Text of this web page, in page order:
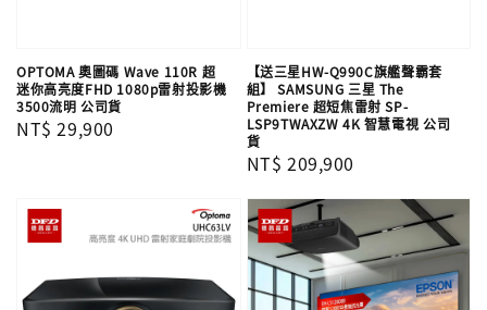
OPTOMA 奧圖碼 Wave 110R 超
迷你高亮度FHD 1080p雷射投影機
3500流明 公司貨
Regular
NT$ 29,900
【送三星HW-Q990C旗艦聲霸套
組】 SAMSUNG 三星 The
Premiere 超短焦雷射 SP-
LSP9TWAXZW 4K 智慧電視 公司
貨
Regular
NT$ 209,900